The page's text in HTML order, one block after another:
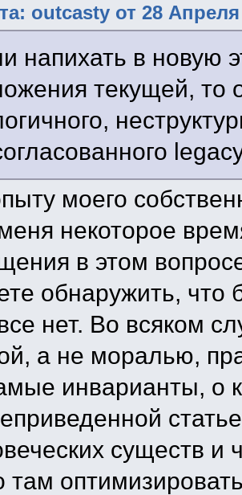
outcasty от 28 Апреля
напихать в новую
текущей, то
моего
некоторое
в этом
обнаружить, что
нет. Во всяком
а не моралью,
инварианты, о
существ и
там